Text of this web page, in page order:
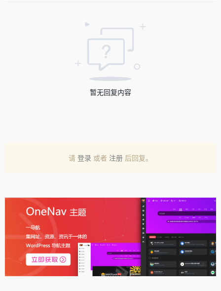
暂无回复内容
请 登录 或者 注册 后回复。